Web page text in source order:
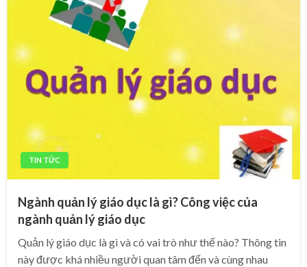
TIN TỨC
Ngành quản lý giáo dục là gì? Công việc của
ngành quản lý giáo dục
Quản lý giáo dục là gì và có vai trò như thế nào? Thông tin
này được khá nhiều người quan tâm đến và cùng nhau